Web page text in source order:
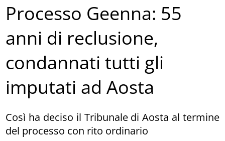
Processo Geenna: 55
anni di reclusione,
condannati tutti gli
imputati ad Aosta
Così ha deciso il Tribunale di Aosta al termine
del processo con rito ordinario